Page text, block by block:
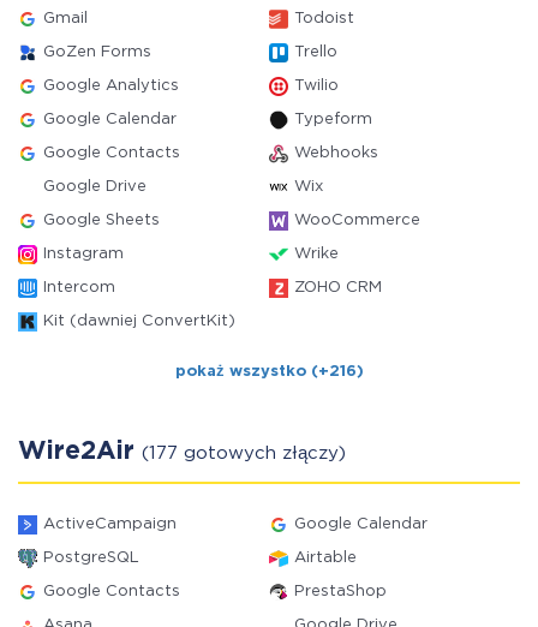
Gmail Todoist
GoZen Forms Trello
Google Analytics Twilio
Google Calendar Typeform
Google Contacts Webhooks
Google Drive Wix
Google Sheets WooCommerce
Instagram Wrike
Intercom ZOHO CRM
Kit (dawniej ConvertKit)
pokaż wszystko (+216)
Wire2Air (177 gotowych złączy)
ActiveCampaign Google Calendar
PostgreSQL Airtable
Google Contacts PrestaShop